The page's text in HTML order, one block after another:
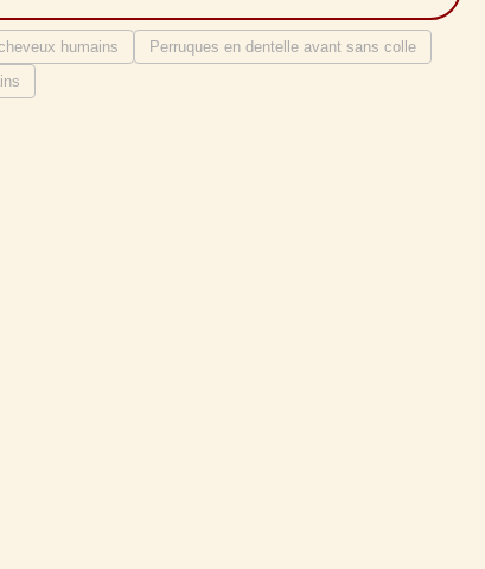
humains
Perruques en dentelle avant sans colle